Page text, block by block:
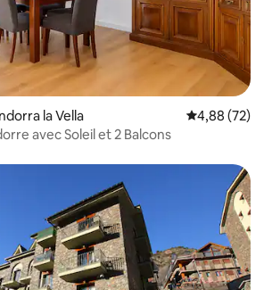
la Vella Note
4,88 (72)
avec Soleil et 2 Balcons